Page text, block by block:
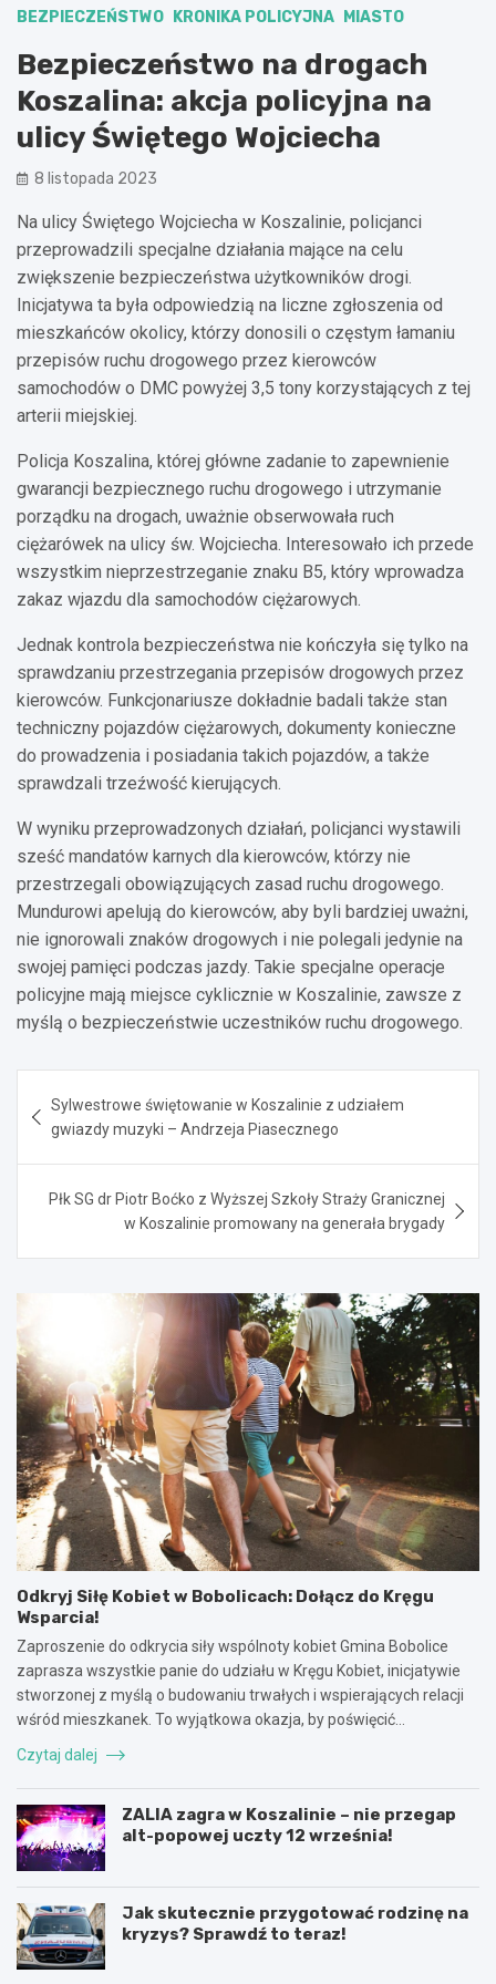
BEZPIECZEŃSTWO KRONIKA POLICYJNA MIASTO
Bezpieczeństwo na drogach
Koszalina: akcja policyjna na
ulicy Świętego Wojciecha
8 listopada 2023
Na ulicy Świętego Wojciecha w Koszalinie, policjanci
przeprowadzili specjalne działania mające na celu
zwiększenie bezpieczeństwa użytkowników drogi.
Inicjatywa ta była odpowiedzią na liczne zgłoszenia od
mieszkańców okolicy, którzy donosili o częstym łamaniu
przepisów ruchu drogowego przez kierowców
samochodów o DMC powyżej 3,5 tony korzystających z tej
arterii miejskiej.
Policja Koszalina, której główne zadanie to zapewnienie
gwarancji bezpiecznego ruchu drogowego i utrzymanie
porządku na drogach, uważnie obserwowała ruch
ciężarówek na ulicy św. Wojciecha. Interesowało ich przede
wszystkim nieprzestrzeganie znaku B5, który wprowadza
zakaz wjazdu dla samochodów ciężarowych.
Jednak kontrola bezpieczeństwa nie kończyła się tylko na
sprawdzaniu przestrzegania przepisów drogowych przez
kierowców. Funkcjonariusze dokładnie badali także stan
techniczny pojazdów ciężarowych, dokumenty konieczne
do prowadzenia i posiadania takich pojazdów, a także
sprawdzali trzeźwość kierujących.
W wyniku przeprowadzonych działań, policjanci wystawili
sześć mandatów karnych dla kierowców, którzy nie
przestrzegali obowiązujących zasad ruchu drogowego.
Mundurowi apelują do kierowców, aby byli bardziej uważni,
nie ignorowali znaków drogowych i nie polegali jedynie na
swojej pamięci podczas jazdy. Takie specjalne operacje
policyjne mają miejsce cyklicznie w Koszalinie, zawsze z
myślą o bezpieczeństwie uczestników ruchu drogowego.
wpisu
Sylwestrowe świętowanie w Koszalinie z udziałem
gwiazdy muzyki – Andrzeja Piasecznego
Płk SG dr Piotr Boćko z Wyższej Szkoły Straży Granicznej
w Koszalinie promowany na generała brygady
Odkryj Siłę Kobiet w Bobolicach: Dołącz do Kręgu
Wsparcia!
Zaproszenie do odkrycia siły wspólnoty kobiet Gmina Bobolice
zaprasza wszystkie panie do udziału w Kręgu Kobiet, inicjatywie
stworzonej z myślą o budowaniu trwałych i wspierających relacji
wśród mieszkanek. To wyjątkowa okazja, by poświęcić…
Czytaj dalej
ZALIA zagra w Koszalinie – nie przegap
alt-popowej uczty 12 września!
Jak skutecznie przygotować rodzinę na
kryzys? Sprawdź to teraz!